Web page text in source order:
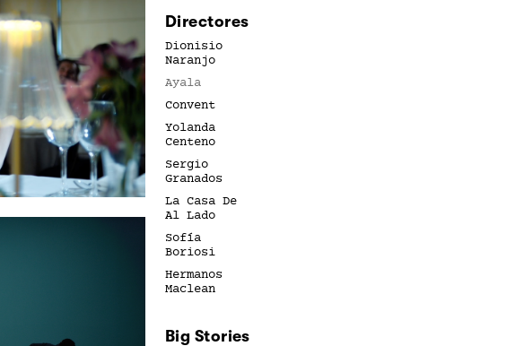
Directores
Dionisio
Naranjo
Ayala
Convent
Yolanda
Centeno
Sergio
Granados
La Casa De
Al Lado
Sofía
Boriosi
Hermanos
Maclean
Big Stories